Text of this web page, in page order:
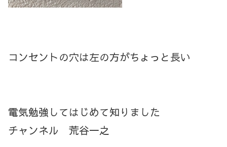
コンセントの穴は左の方がちょっと長い
電気勉強してはじめて知りました
チャンネル 荒谷一之